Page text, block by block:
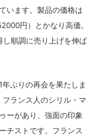
います。製品の価格は
円）とかなり高価。
順調に売り上げを伸ば
ぶりの再会を果たしま
ランス人のシリル・マ
ーがあり、強面の印象
チストです。フランス